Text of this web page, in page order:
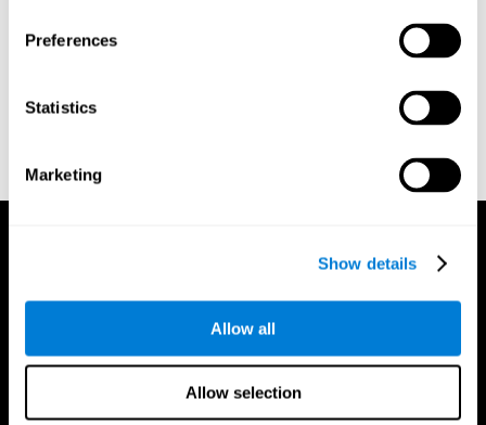
Preferences
Statistics
Marketing
Show details
Allow all
Allow selection
المراجع
Naming Test. Philadelphia: Lea & Febiger
Wechsler, D. (1997). WAIS-III: Wechsler Adult Intelligence Scale
TX: Psychological Corporation.